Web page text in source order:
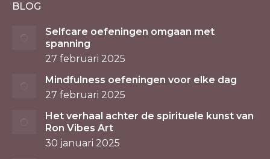
BLOG
Selfcare oefeningen omgaan met
spanning
27 februari 2025
Mindfulness oefeningen voor elke dag
27 februari 2025
Het verhaal achter de spirituele kunst van
Ron Vibes Art
30 januari 2025